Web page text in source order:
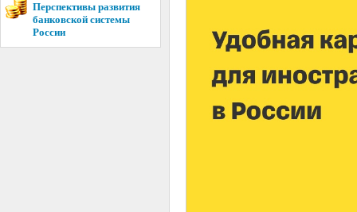
Перспективы развития
банковской системы
России